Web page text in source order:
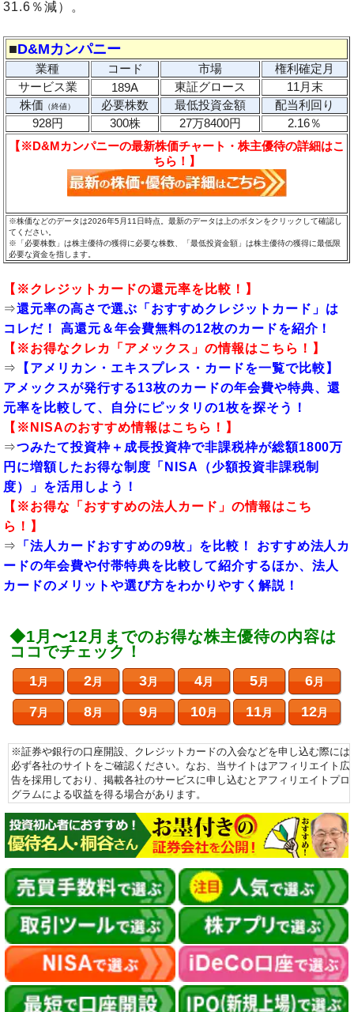
31.6％減）。
■D&Mカンパニー
業種 コード 市場
権利確定月
サービス業
189A 東証グロース
11月末
株価
（終値） 必要株数 最低投資金額
配当利回り
928円
300株 27万8400円
2.16％
【※D&Mカンパニーの最新株価チャート・株主優待の詳細はこ
ちら！】
※株価などのデータは2026年5月11日時点。最新のデータは上のボタンをクリックして確認し
てください。
※「必要株数」は株主優待の獲得に必要な株数、「最低投資金額」は株主優待の獲得に最低限
必要な資金を指します。
【※クレジットカードの還元率を比較！】
⇒還元率の高さで選ぶ「おすすめクレジットカード」は
コレだ！ 高還元＆年会費無料の12枚のカードを紹介！
【※お得なクレカ「 アメックス 」の情報はこちら！】
⇒
【アメリカン・エキスプレス・カードを一覧で比較】
アメックスが発行する13枚のカードの年会費や特典、還
元率を比較して、自分にピッタリの1枚を探そう！
【※ NISAのおすすめ情報はこちら！】
⇒つみたて投資枠＋成長投資枠で非課税枠が総額1800万
円に増額したお得な制度「NISA（少額投資非課税制
度）」を活用しよう！
【※お得な「 おすすめの法人カード 」の情報はこち
ら！】
⇒
「法人カードおすすめの9枚」を比較！ おすすめ法人カ
ードの年会費や付帯特典を比較して紹介するほか、法人
カードのメリットや選び方をわかりやすく解説！
◆1月〜12月までのお得な株主優待の内容は
ココでチェック！
1月 2月 3月 4月 5月 6月
7月 8月 9月 10月 11月 12月
※証券や銀行の口座開設、クレジットカードの入会などを申し込む際には
必ず各社のサイトをご確認ください。なお、当サイトはアフィリエイト広
告を採用しており、掲載各社のサービスに申し込むとアフィリエイトプロ
グラムによる収益を得る場合があります。